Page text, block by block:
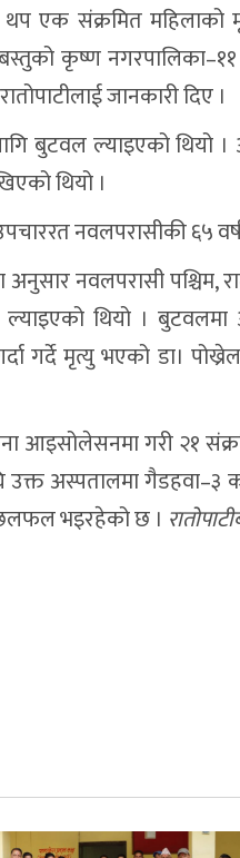
एक संक्रमित
कृष्ण नगरपालिका–११
जानकारी दिए ।
बुटवल ल्याइएको थियो
थियो ।
नवलपरासीकी ६५
नवलपरासी पश्चिम,
ल्याइएको थियो ।
गर्दे मृत्यु भएको डा।
गरी २१
अस्पतालमा गैडहवा–३
छलफल भइरहेको छ ।